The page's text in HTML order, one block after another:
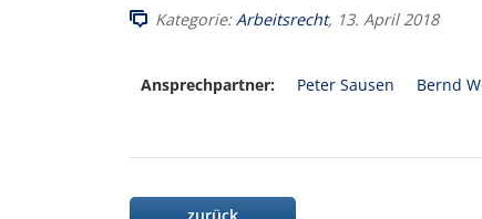
Kategorie:Arbeitsrecht, 13. April 2018
Ansprechpartner: Peter Sausen Bernd